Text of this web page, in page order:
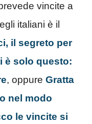
vincite a
italiani è il
il segreto per
è solo questo:
, oppure Gratta
nel modo
le vincite si